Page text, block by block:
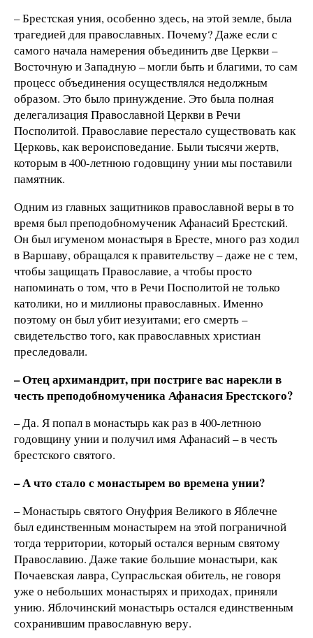
– Брестская уния, особенно здесь, на этой земле, была
трагедией для православных. Почему? Даже если с
самого начала намерения объединить две Церкви –
Восточную и Западную – могли быть и благими, то сам
процесс объединения осуществлялcя недолжным
образом. Это было принуждение. Это была полная
делегализация Православной Церкви в Речи
Посполитой. Православие перестало существовать как
Церковь, как вероисповедание. Были тысячи жертв,
которым в 400-летнюю годовщину унии мы поставили
памятник.
Одним из главных защитников православной веры в то
время был преподобномученик Афанаcий Брестский.
Он был игуменом монастыря в Бресте, много раз ходил
в Варшаву, обращался к правительствy – даже не с тем,
чтобы защищать Православие, а чтобы просто
напоминать о том, что в Речи Посполитой не только
католики, но и миллионы православных. Именнo
поэтому он был убит иезуитами; его смерть –
свидетельство того, как православных христиан
преследовали.
– Отец архимандрит, при постриге вас нарекли в
честь преподобномученика АфанасияБрестского?
– Да. Я попал в монастырь как раз в 400-летнюю
годовщину унии и получил имя Афанасий – в честь
брестского святого.
– А что стало с монастырем во времена унии?
– Монастырь святого Онуфрия Великого в Яблечне
был единственным монастырем на этой пограничной
тогда территории, который остался верным святому
Православию. Даже такие большие монастыри, как
Почаевская лавра, Супрасльская обитель, не говоря
уже о небольших монастырях и приходах, приняли
унию. Яблочинский монастырь остался единственным
сохранившим православную веру.